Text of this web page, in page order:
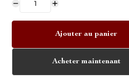
Ajouter au panier
Acheter maintenant